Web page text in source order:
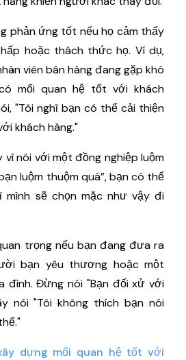
phản ứng tốt nếu họ cảm thấy
hoặc thách thức họ. Ví dụ,
viên bán hàng đang gặp khó
mối quan hệ tốt với khách
"Tôi nghĩ bạn có thể cải thiện
khách hàng."
vì nói với một đồng nghiệp luộm
luộm thuộm quá”, bạn có thể
mình sẽ chọn mặc như vậy đi
trọng nếu bạn đang đưa ra
bạn yêu thương hoặc một
đình. Đừng nói "Bạn đối xử với
nói "Tôi không thích bạn nói
dựng mối quan hệ tốt với